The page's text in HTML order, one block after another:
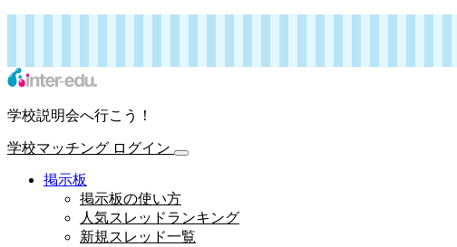
学校説明会へ行こう！
学校マッチング ログイン
掲示板
掲示板の使い方
人気スレッドランキング
新規スレッド一覧